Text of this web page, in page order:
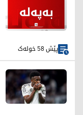
پێش 58 خولەک